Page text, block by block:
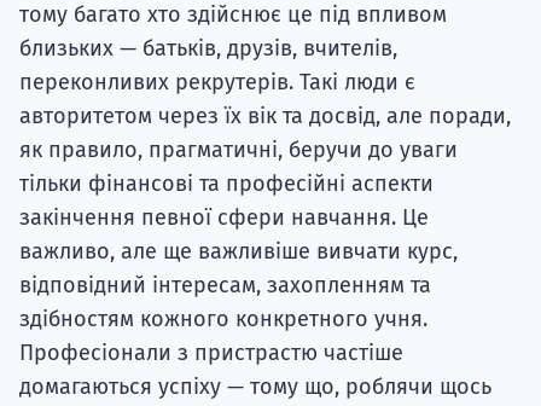
тому багато хто здійснює це під впливом
близьких — батьків, друзів, вчителів,
переконливих рекрутерів. Такі люди є
авторитетом через їх вік та досвід, але поради,
як правило, прагматичні, беручи до уваги
тільки фінансові та професійні аспекти
закінчення певної сфери навчання. Це
важливо, але ще важливіше вивчати курс,
відповідний інтересам, захопленням та
здібностям кожного конкретного учня.
Професіонали з пристрастю частіше
домагаються успіху — тому що, роблячи щось